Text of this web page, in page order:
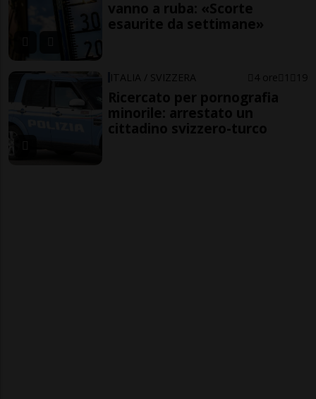
vanno a ruba: «Scorte
esaurite da settimane»
ITALIA / SVIZZERA 4 ore 1 19
Ricercato per pornografia
minorile: arrestato un
cittadino svizzero-turco